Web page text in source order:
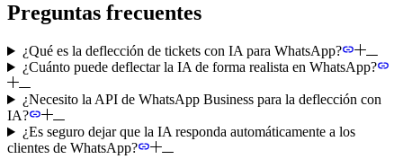
Preguntas frecuentes
¿Qué es la deflección de tickets con IA para WhatsApp?
¿Cuánto puede deflectar la IA de forma realista en WhatsApp?
¿Necesito la API de WhatsApp Business para la deflección con
IA?
¿Es seguro dejar que la IA responda automáticamente a los
clientes de WhatsApp?